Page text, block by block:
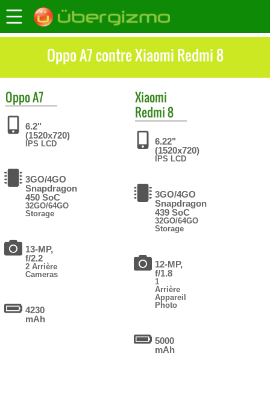
Oppo A7 contre Xiaomi Redmi 8
OppoA7
6.2"
(1520x720)
IPS LCD
3GO/4GO
Snapdragon
450 SoC
32GO/64GO
Storage
13-MP,
f/2.2
2 Arrière
Cameras
4230
mAh
Xiaomi
Redmi 8
6.22"
(1520x720)
IPS LCD
3GO/4GO
Snapdragon
439 SoC
32GO/64GO
Storage
12-MP,
f/1.8
1
Arrière
Appareil
Photo
5000
mAh